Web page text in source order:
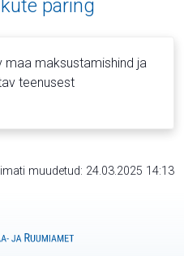
päring
maa maksustamishind ja
teenusest
muudetud: 24.03.2025 14:13